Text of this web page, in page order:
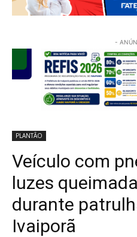
-
PLANTÃO
Veículo com
luzes
durante
Ivaiporã